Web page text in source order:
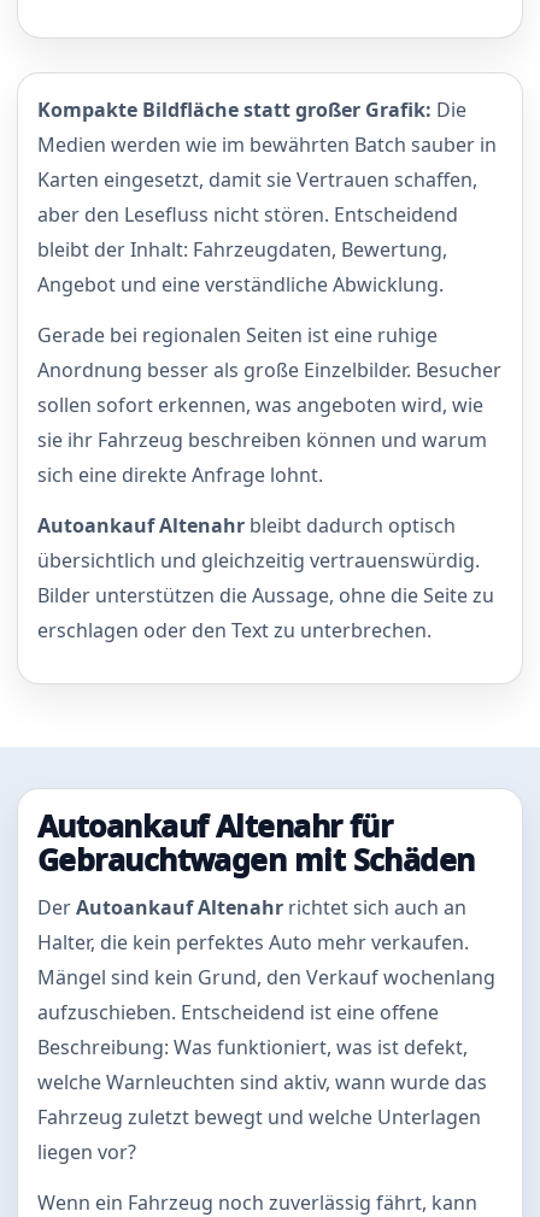
Kompakte Bildfläche statt großer Grafik: Die
Medien werden wie im bewährten Batch sauber in
Karten eingesetzt, damit sie Vertrauen schaffen,
aber den Lesefluss nicht stören. Entscheidend
bleibt der Inhalt: Fahrzeugdaten, Bewertung,
Angebot und eine verständliche Abwicklung.
Gerade bei regionalen Seiten ist eine ruhige
Anordnung besser als große Einzelbilder. Besucher
sollen sofort erkennen, was angeboten wird, wie
sie ihr Fahrzeug beschreiben können und warum
sich eine direkte Anfrage lohnt.
Autoankauf Altenahr bleibt dadurch optisch
übersichtlich und gleichzeitig vertrauenswürdig.
Bilder unterstützen die Aussage, ohne die Seite zu
erschlagen oder den Text zu unterbrechen.
Autoankauf Altenahr für
Gebrauchtwagen mit Schäden
DerAutoankauf Altenahr richtet sich auch an
Halter, die kein perfektes Auto mehr verkaufen.
Mängel sind kein Grund, den Verkauf wochenlang
aufzuschieben. Entscheidend ist eine offene
Beschreibung: Was funktioniert, was ist defekt,
welche Warnleuchten sind aktiv, wann wurde das
Fahrzeug zuletzt bewegt und welche Unterlagen
liegen vor?
Wenn ein Fahrzeug noch zuverlässig fährt, kann